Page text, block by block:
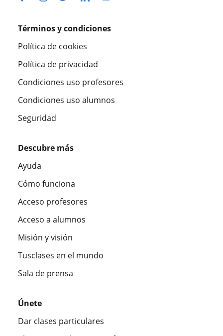
Términos y condiciones
Política de cookies
Política de privacidad
Condiciones uso profesores
Condiciones uso alumnos
Seguridad
Descubre más
Ayuda
Cómo funciona
Acceso profesores
Acceso a alumnos
Misión y visión
Tusclases en el mundo
Sala de prensa
Únete
Dar clases particulares